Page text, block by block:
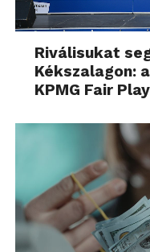
Riválisukat
Kékszalagon:
KPMG Fair